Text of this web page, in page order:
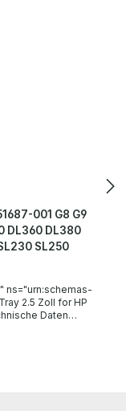
001 G8 G9
DL360 DL380
SL250
ns="urn:schemas-
2.5 Zoll for HP
Daten
BL460c Gen8,
Gen8, DL360e
WS460 Gen9,